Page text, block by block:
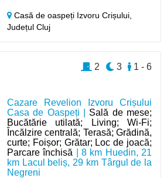
Casă de oaspeți Izvoru Crișului,
Județul Cluj
Cazare Revelion Izvoru Crișului
Casa de Oaspeți | Sală de mese;
Bucătărie utilată; Living; Wi-Fi;
Încălzire centrală; Terasă; Grădină,
curte; Foișor; Grătar; Loc de joacă;
Parcare închisă | 8 km Huedin, 21
km Lacul beliș, 29 km Târgul de la
Negreni
1 - 6
3
2